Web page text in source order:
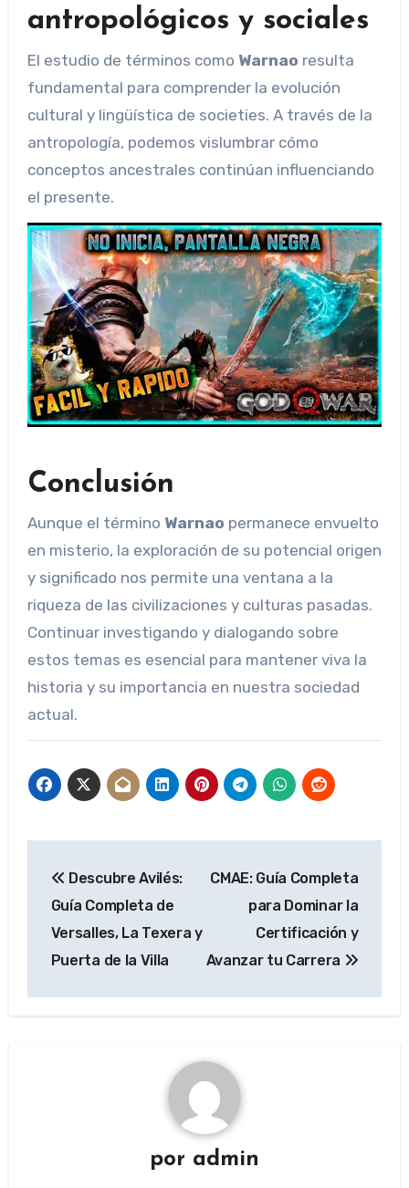
antropológicos y sociales
El estudio de términos como Warnao resulta
fundamental para comprender la evolución
cultural y lingüística de societies. A través de la
antropología, podemos vislumbrar cómo
conceptos ancestrales continúan influenciando
el presente.
Conclusión
Aunque el término Warnao permanece envuelto
en misterio, la exploración de su potencial origen
y significado nos permite una ventana a la
riqueza de las civilizaciones y culturas pasadas.
Continuar investigando y dialogando sobre
estos temas es esencial para mantener viva la
historia y su importancia en nuestra sociedad
actual.
de
entradas
Descubre Avilés:
Guía Completa de
Versalles, La Texera y
Puerta de la Villa
CMAE: Guía Completa
para Dominar la
Certificación y
Avanzar tu Carrera
por admin